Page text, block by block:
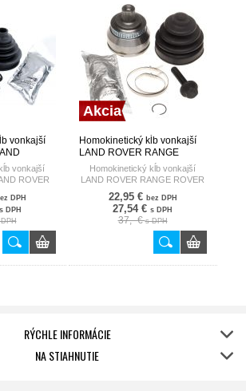
vonkajší
III
vonkajší
ROVER
2.7TD
DPH
s DPH
Akcia
Homokinetický kĺb vonkajší
LAND ROVER RANGE
ROVER III 02-12 HART
Homokinetický kĺb vonkajší
LAND ROVER RANGE ROVER
III 02-12
22,95 € bez DPH
27,54 € s DPH
37,- €s DPH
RÝCHLE INFORMÁCIE
NA STIAHNUTIE